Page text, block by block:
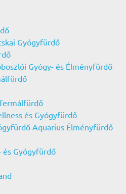
Gyógyfürdő
Gyógy- és Élményfürdő
és Gyógyfürdő
Aquarius Élményfürdő
és Gyógyfürdő